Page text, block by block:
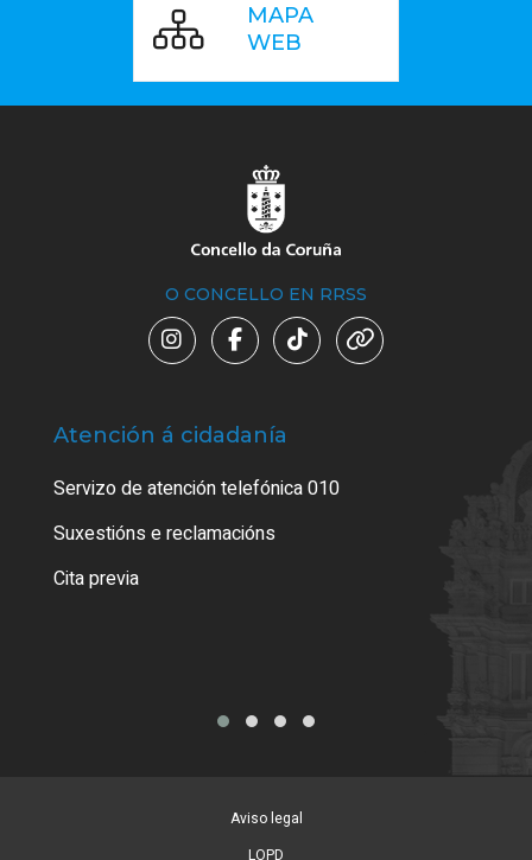
MAPA
WEB
O CONCELLO EN RRSS
Atención á cidadanía
Servizo de atención telefónica 010
Suxestións e reclamacións
Cita previa
Aviso legal
LOPD